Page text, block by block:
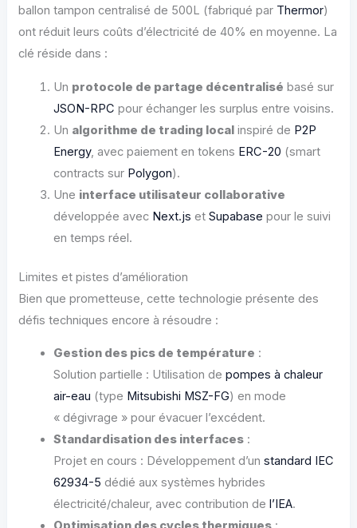
ballon tampon centralisé de 500L (fabriqué par Thermor)
ont réduit leurs coûts d’électricité de 40% en moyenne. La
clé réside dans :
Un protocole de partage décentralisé basé sur
JSON-RPC pour échanger les surplus entre voisins.
Un algorithme de trading local inspiré de P2P
Energy, avec paiement en tokens ERC-20 (smart
contracts sur Polygon).
Une interface utilisateur collaborative
développée avec Next.js etSupabase pour le suivi
en temps réel.
Limites et pistes d’amélioration
Bien que prometteuse, cette technologie présente des
défis techniques encore à résoudre :
Gestion des pics de température :
Solution partielle : Utilisation depompes à chaleur
air-eau (type Mitsubishi MSZ-FG) en mode
« dégivrage » pour évacuer l’excédent.
Standardisation des interfaces :
Projet en cours : Développement d’unstandard IEC
62934-5 dédié aux systèmes hybrides
électricité/chaleur, avec contribution de l’IEA.